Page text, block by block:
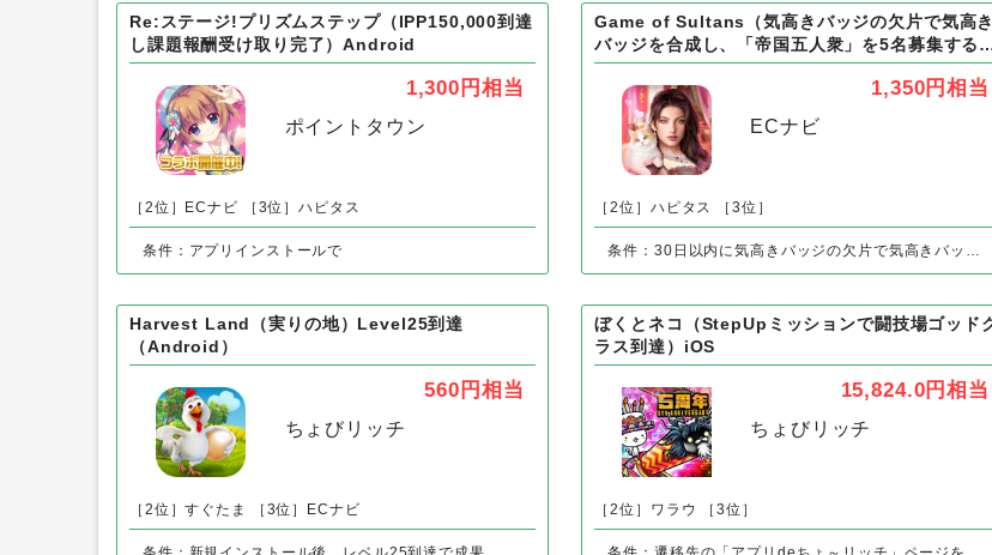
ECナビアンケート（Android）以外の「アプリ」の人気案件
Re:ステージ!プリズムステップ（IPP150,000到達
し課題報酬受け取り完了）Android
ポイントタウン
［2位］ECナビ ［3位］ハピタス
条件：アプリインストールで
Game of Sultans（気高きバッジの欠片で気高き
バッジを合成し、「帝国五人衆」を5名募集する）
ECナビ
［2位］ハピタス ［3位］
条件：30日以内に気高きバッジの欠片で気高きバッジを合成し、「帝国五人衆」を5名募集する
Harvest Land（実りの地）Level25到達
（Android）
ちょびリッチ
ぼくとネコ（StepUpミッションで闘技場ゴッドク
ラス到達）iOS
ちょびリッチ